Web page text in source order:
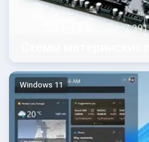
7 391
Windows 11